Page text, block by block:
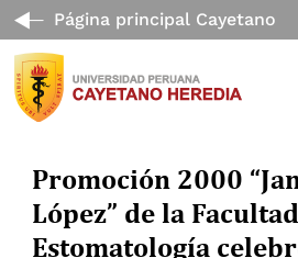
Página principal Cayetano
Promoción 2000
López” de la
Estomatología